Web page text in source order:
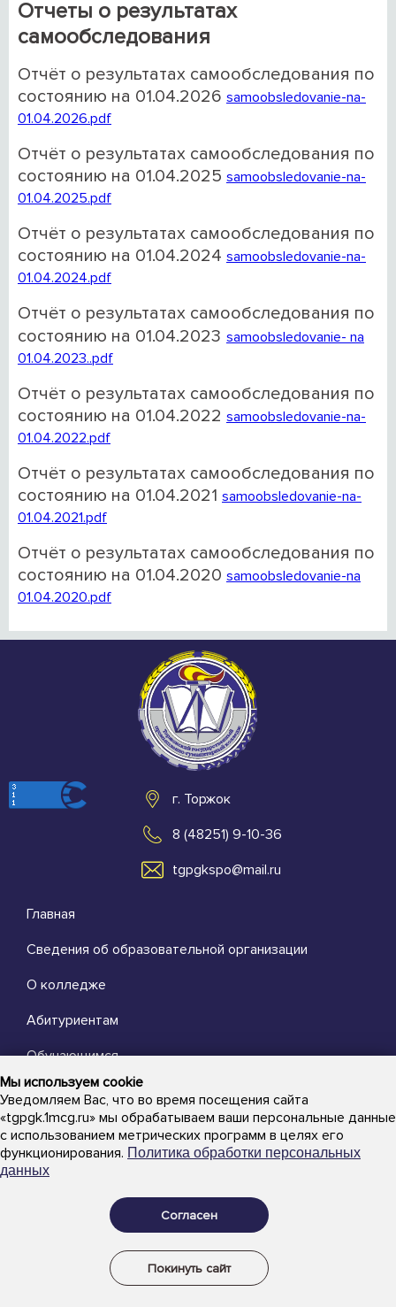
Отчеты о результатах
самообследования
Отчёт о результатах самообследования по
состоянию на 01.04.2026 samoobsledovanie-na-
01.04.2026.pdf
Отчёт о результатах самообследования по
состоянию на 01.04.2025 samoobsledovanie-na-
01.04.2025.pdf
Отчёт о результатах самообследования по
состоянию на 01.04.2024 samoobsledovanie-na-
01.04.2024.pdf
Отчёт о результатах самообследования по
состоянию на 01.04.2023 samoobsledovanie- na
01.04.2023..pdf
Отчёт о результатах самообследования по
состоянию на 01.04.2022 samoobsledovanie-na-
01.04.2022.pdf
Отчёт о результатах самообследования по
состоянию на 01.04.2021 samoobsledovanie-na-
01.04.2021.pdf
Отчёт о результатах самообследования по
состоянию на 01.04.2020 samoobsledovanie-na
01.04.2020.pdf
г. Торжок
8 (48251) 9-10-36
tgpgkspo@mail.ru
Главная
Сведения об образовательной организации
О колледже
Абитуриентам
Обучающимся
Выпускникам
Преподавателям
Новости
Мы используем cookie
Уведомляем Вас, что во время посещения сайта
«tgpgk.1mcg.ru» мы обрабатываем ваши персональные данные
с использованием метрических программ в целях его
функционирования. Политика обработки персональных
данных
Согласен
Покинуть сайт